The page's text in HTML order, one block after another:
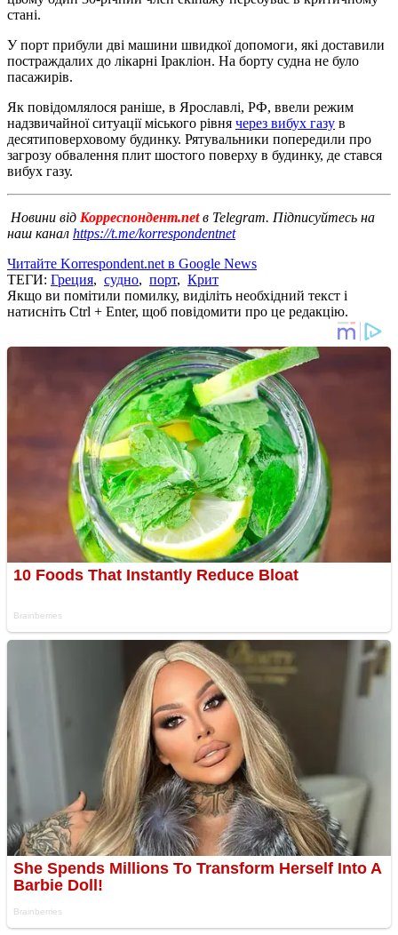
стані.
У порт прибули дві машини швидкої допомоги, які доставили
постраждалих до лікарні Іракліон. На борту судна не було
пасажирів.
Як повідомлялося раніше, в Ярославлі, РФ, ввели режим
надзвичайної ситуації міського рівня через вибух газу в
десятиповерховому будинку. Рятувальники попередили про
загрозу обвалення плит шостого поверху в будинку, де стався
вибух газу.
Новини від Корреспондент.netв Telegram. Підписуйтесь на
наш канал https://t.me/korrespondentnet
Читайте Korrespondent.net в Google News
ТЕГИ: Греция, судно, порт, Крит
Якщо ви помітили помилку, виділіть необхідний текст і
натисніть Ctrl + Enter, щоб повідомити про це редакцію.